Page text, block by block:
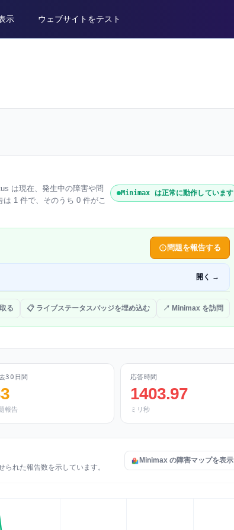
示 ウェブサイトをテスト
は現在、発生中の障害や問
1 件で、そのうち 0 件がこ
Minimax は正常に動作しています
問題を報告する
開く →
る 📋 ライブステータスバッジを埋め込む ↗ Minimax を訪問
30日間
報告
応答時間
1403.97
ミリ秒
れた報告数を示しています。
Minimax の障害マップを表示